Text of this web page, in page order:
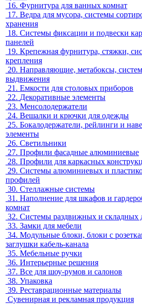
16. Фурнитура для ванных комнат
17. Ведра для мусора, системы
хранения
18. Системы фиксации и подвески
панелей
19. Крепежная фурнитура, стяжки,
крепления
20. Направляющие, метабоксы,
выдвижения
21. Емкости для столовых приборов
22. Декоративные элементы
23. Менсолодержатели
24. Вешалки и крючки для одежды
25. Бокалодержатели, рейлинги и
элементы
26. Светильники
27. Профили фасадные алюминиевые
28. Профили для каркасных
29. Системы алюминиевых и
профилей
30. Стеллажные системы
31. Наполнение для шкафов и
комнат
32. Системы раздвижных и складных
33. Замки для мебели
34. Модульные блоки, блоки с
заглушки кабель-канала
35. Мебельные ручки
36. Интерьерные решения
37. Все для шоу-румов и салонов
38. Упаковка
39. Реставрационные материалы
Сувенирная и рекламная продукция